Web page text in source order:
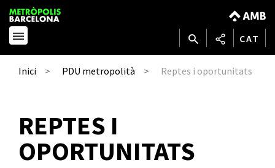
CAT
Inici PDU metropolità Reptes i oportunitats
REPTES I
OPORTUNITATS